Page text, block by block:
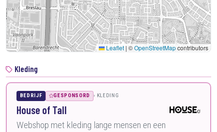
Leaflet | ©OpenStreetMapcontributors
Kleding
BEDRIJF GESPONSORD KLEDING
House of Tall
Webshop met kleding lange mensen en een